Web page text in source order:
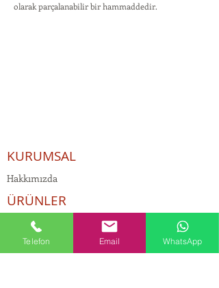
olarak parçalanabilir bir hammaddedir.
KURUMSAL
Hakkımızda
ÜRÜNLER
Kozmetik ve Deterjan Kimyasalları
İnsan Kaynakları
Telefon Email WhatsApp